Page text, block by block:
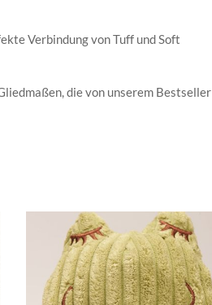
Verbindung von Tuff und Soft
die von unserem Bestseller